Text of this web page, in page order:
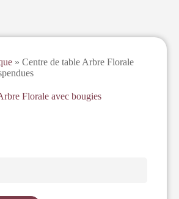
» Centre de table Arbre Florale
Florale avec bougies